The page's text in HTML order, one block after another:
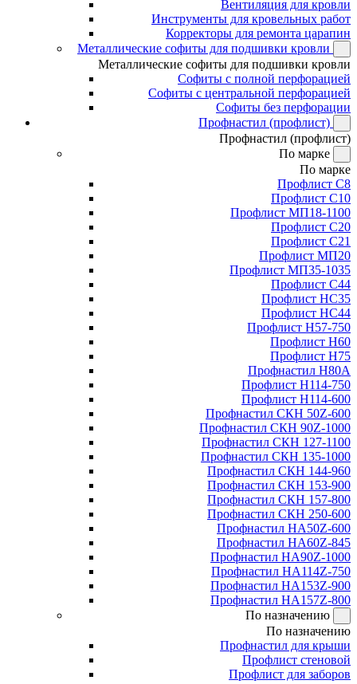
Вентиляция для кровли
Инструменты для кровельных работ
Корректоры для ремонта царапин
Металлические софиты для подшивки кровли
Металлические софиты для подшивки кровли
Софиты с полной перфорацией
Софиты с центральной перфорацией
Софиты без перфорации
Профнастил (профлист)
Профнастил (профлист)
По марке
По марке
Профлист С8
Профлист С10
Профлист МП18-1100
Профлист С20
Профлист С21
Профлист МП20
Профлист МП35-1035
Профлист С44
Профлист НС35
Профлист НС44
Профлист Н57-750
Профлист Н60
Профлист Н75
Профнастил Н80А
Профлист Н114-750
Профлист Н114-600
Профнастил СКН 50Z-600
Профнастил СКН 90Z-1000
Профнастил СКН 127-1100
Профнастил СКН 135-1000
Профнастил СКН 144-960
Профнастил СКН 153-900
Профнастил СКН 157-800
Профнастил СКН 250-600
Профнастил НА50Z-600
Профнастил НА60Z-845
Профнастил НА90Z-1000
Профнастил НА114Z-750
Профнастил НА153Z-900
Профнастил НА157Z-800
По назначению
По назначению
Профнастил для крыши
Профлист стеновой
Профлист для заборов